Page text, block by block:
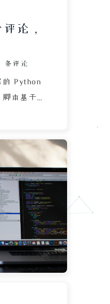
论，
条评论
的 Python
本基于
文件。
获
，点击
析、链接
说明了
，作者提醒
好备份文
被恶意利
合需要自